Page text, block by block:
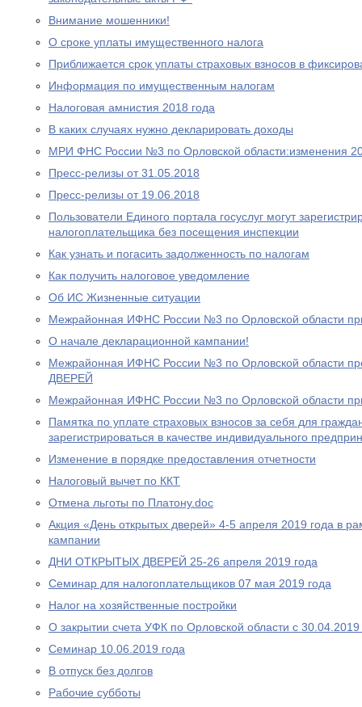
Внимание мошенники!
О сроке уплаты имущественного налога
Приближается срок уплаты страховых взносов в
Информация по имущественным налогам
Налоговая амнистия 2018 года
В каких случаях нужно декларировать доходы
МРИ ФНС России №3 по Орловской области:изменения
Пресс-релизы от 31.05.2018
Пресс-релизы от 19.06.2018
Пользователи Единого портала госуслуг могут
налогоплательщика без посещения инспекции
Как узнать и погасить задолженность по налогам
Как получить налоговое уведомление
Об ИС Жизненные ситуации
Межрайонная ИФНС России №3 по Орловской области
О начале декларационной кампании!
Межрайонная ИФНС России №3 по Орловской области
ДВЕРЕЙ
Межрайонная ИФНС России №3 по Орловской области
Памятка по уплате страховых взносов за себя для
зарегистрироваться в качестве индивидуального
Изменение в порядке предоставления отчетности
Налоговый вычет по ККТ
Отмена льготы по Платону.doc
Акция «День открытых дверей» 4-5 апреля 2019 года в
кампании
ДНИ ОТКРЫТЫХ ДВЕРЕЙ 25-26 апреля 2019 года
Cеминар для налогоплательщиков 07 мая 2019 года
Налог на хозяйственные постройки
О закрытии счета УФК по Орловской области с 30.04.2019
Семинар 10.06.2019 года
В отпуск без долгов
Рабочие субботы